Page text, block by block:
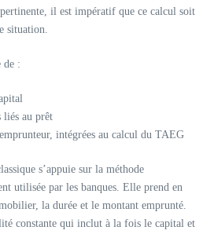
il est impératif que ce calcul soit
situation.
de :
liés au prêt
intégrées au calcul du TAEG
s’appuie sur la méthode
utilisée par les banques. Elle prend en
la durée et le montant emprunté.
constante qui inclut à la fois le capital et